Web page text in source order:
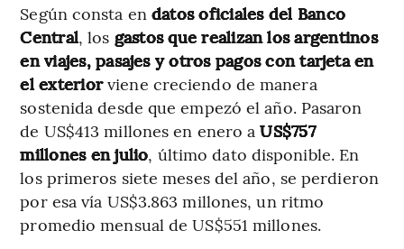
Según consta en datos oficiales del Banco
Central, los gastos que realizan los argentinos
en viajes, pasajes y otros pagos con tarjeta en
el exteriorviene creciendo de manera
sostenida desde que empezó el año. Pasaron
de US$413 millones en enero aUS$757
millones en julio, último dato disponible. En
los primeros siete meses del año, se perdieron
por esa vía US$3.863 millones, un ritmo
promedio mensual de US$551 millones.